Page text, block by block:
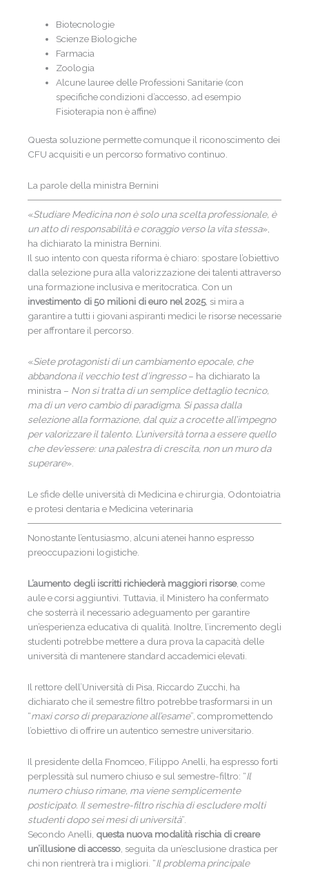
Biotecnologie
Scienze Biologiche
Farmacia
Zoologia
Alcune lauree delle Professioni Sanitarie (con
specifiche condizioni d’accesso, ad esempio
Fisioterapia non è affine)
Questa soluzione permette comunque il riconoscimento dei
CFU acquisiti e un percorso formativo continuo.
La parole della ministra Bernini
«Studiare Medicina non è solo una scelta professionale, è
un atto di responsabilità e coraggio verso la vita stessa»,
ha dichiarato la ministra Bernini.
Il suo intento con questa riforma è chiaro: spostare l’obiettivo
dalla selezione pura alla valorizzazione dei talenti attraverso
una formazione inclusiva e meritocratica. Con un
investimento di 50 milioni di euro nel 2025, si mira a
garantire a tutti i giovani aspiranti medici le risorse necessarie
per affrontare il percorso.
«Siete protagonisti di un cambiamento epocale, che
abbandona il vecchio test d’ingresso– ha dichiarato la
ministra – Non si tratta di un semplice dettaglio tecnico,
ma di un vero cambio di paradigma. Si passa dalla
selezione alla formazione, dal quiz a crocette all’impegno
per valorizzare il talento. L’università torna a essere quello
che dev’essere: una palestra di crescita, non un muro da
superare».
Le sfide delle università di Medicina e chirurgia, Odontoiatria
e protesi dentaria e Medicina veterinaria
Nonostante l’entusiasmo, alcuni atenei hanno espresso
preoccupazioni logistiche.
L’aumento degli iscritti richiederà maggiori risorse, come
aule e corsi aggiuntivi. Tuttavia, il Ministero ha confermato
che sosterrà il necessario adeguamento per garantire
un’esperienza educativa di qualità. Inoltre, l’incremento degli
studenti potrebbe mettere a dura prova la capacità delle
università di mantenere standard accademici elevati.
Il rettore dell’Università di Pisa, Riccardo Zucchi, ha
dichiarato che il semestre filtro potrebbe trasformarsi in un
“maxi corso di preparazione all’esame”, compromettendo
l’obiettivo di offrire un autentico semestre universitario.
Il presidente della Fnomceo, Filippo Anelli, ha espresso forti
perplessità sul numero chiuso e sul semestre-filtro: “Il
numero chiuso rimane, ma viene semplicemente
posticipato. Il semestre-filtro rischia di escludere molti
studenti dopo sei mesi di università”.
Secondo Anelli, questa nuova modalità rischia di creare
un’illusione di accesso , seguita da un’esclusione drastica per
chi non rientrerà tra i migliori. “Il problema principale